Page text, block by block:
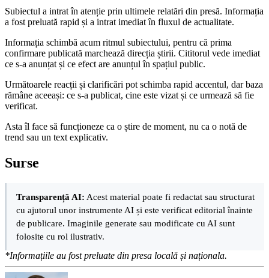
Subiectul a intrat în atenție prin ultimele relatări din presă. Informația
a fost preluată rapid și a intrat imediat în fluxul de actualitate.
Informația schimbă acum ritmul subiectului, pentru că prima
confirmare publicată marchează direcția știrii. Citi­torul vede imediat
ce s-a anunțat și ce efect are anunțul în spațiul public.
Următoarele reacții și clarificări pot schimba rapid accentul, dar baza
rămâne aceeași: ce s-a publicat, cine este vizat și ce urmează să fie
verificat.
Asta îl face să funcționeze ca o știre de moment, nu ca o notă de
trend sau un text explicativ.
Surse
Transparență AI: Acest material poate fi redactat sau structurat
cu ajutorul unor instrumente AI și este verificat editorial înainte
de publicare. Imaginile generate sau modificate cu AI sunt
folosite cu rol ilustrativ.
*Informațiile au fost preluate din presa locală și naționala.